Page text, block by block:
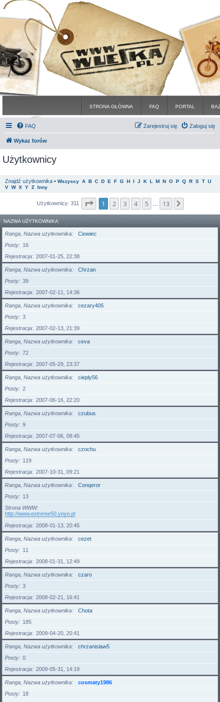
STRONA GŁÓWNA FAQ PORTAL
FAQ Zaloguj się
Zarejestruj się
Wykaz forów
Użytkownicy
Znajdź użytkownika • Wszyscy A B C D E F G H I J K L M N O P Q R S T U
V W X Y Z Inny
Użytkownicy: 311 Strona1 z13
1 2 3 4 5 13
NAZWA UŻYTKOWNIKA
Ranga, Nazwa użytkownika
Ciowiec
Posty
16
Rejestracja
2007-01-25, 22:38
Ranga, Nazwa użytkownika
Chrzan
Posty
39
Rejestracja
2007-02-11, 14:36
Ranga, Nazwa użytkownika
cezary405
Posty
3
Rejestracja
2007-02-13, 21:39
Ranga, Nazwa użytkownika
ceva
Posty
72
Rejestracja
2007-05-29, 23:37
Ranga, Nazwa użytkownika
cieply56
Posty
2
Rejestracja
2007-06-16, 22:20
Ranga, Nazwa użytkownika
czubus
Posty
9
Rejestracja
2007-07-06, 08:45
Ranga, Nazwa użytkownika
czochu
Posty
119
Rejestracja
2007-10-31, 09:21
Ranga, Nazwa użytkownika
Conqeror
Posty
13
Strona WWW
http://www.extreme50.yoyo.pl
Rejestracja
2008-01-13, 20:45
Ranga, Nazwa użytkownika
cezet
Posty
11
Rejestracja
2008-01-31, 12:49
Ranga, Nazwa użytkownika
czaro
Posty
3
Rejestracja
2008-02-21, 16:41
Ranga, Nazwa użytkownika
Chota
Posty
185
Rejestracja
2009-04-20, 20:41
Ranga, Nazwa użytkownika
chrzanislaw5
Posty
0
Rejestracja
2009-05-31, 14:19
Ranga, Nazwa użytkownika
cosmaty1986
Posty
18